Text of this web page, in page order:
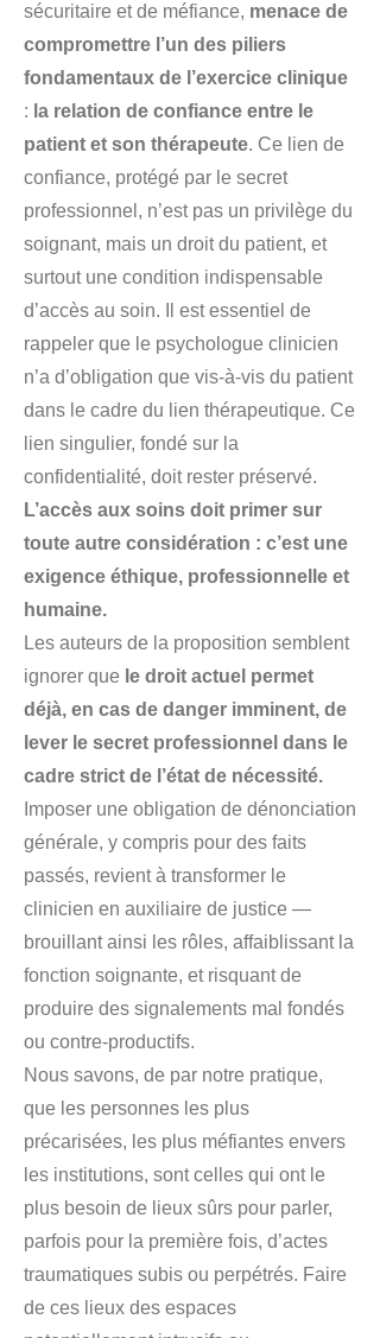
sécuritaire et de méfiance, menace de
compromettre l’un des piliers
fondamentaux de l’exercice clinique
: la relation de confiance entre le
patient et son thérapeute. Ce lien de
confiance, protégé par le secret
professionnel, n’est pas un privilège du
soignant, mais un droit du patient, et
surtout une condition indispensable
d’accès au soin. Il est essentiel de
rappeler que le psychologue clinicien
n’a d’obligation que vis-à-vis du patient
dans le cadre du lien thérapeutique. Ce
lien singulier, fondé sur la
confidentialité, doit rester préservé.
L’accès aux soins doit primer sur
toute autre considération : c’est une
exigence éthique, professionnelle et
humaine.
Les auteurs de la proposition semblent
ignorer que le droit actuel permet
déjà, en cas de danger imminent, de
lever le secret professionnel dans le
cadre strict de l’état de nécessité.
Imposer une obligation de dénonciation
générale, y compris pour des faits
passés, revient à transformer le
clinicien en auxiliaire de justice —
brouillant ainsi les rôles, affaiblissant la
fonction soignante, et risquant de
produire des signalements mal fondés
ou contre-productifs.
Nous savons, de par notre pratique,
que les personnes les plus
précarisées, les plus méfiantes envers
les institutions, sont celles qui ont le
plus besoin de lieux sûrs pour parler,
parfois pour la première fois, d’actes
traumatiques subis ou perpétrés. Faire
de ces lieux des espaces